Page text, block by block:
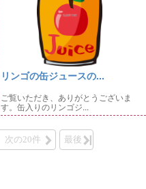
リンゴの缶ジュースの...
ご覧いただき、ありがとうございま
す。缶入りのリンゴジ...
次の20件 最後